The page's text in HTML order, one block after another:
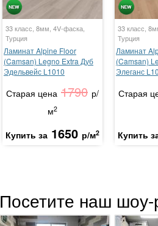
33 класс, 8мм, 4V-фаска,
Турция
Ламинат Alpine Floor
(Camsan) Legno Extra Дуб
Эдельвейс L1010
Старая цена 1790 р/
м2
Купить за 1650 р/м2
33 класс,
Турция
Ламинат
(Camsan)
Элеганс
Старая
Купить
Посетите наш